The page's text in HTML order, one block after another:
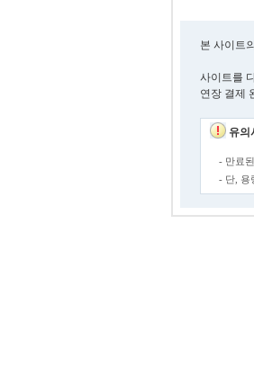
본 사이트의
사이트를
연장 결제
유의
- 만료
- 단, 용